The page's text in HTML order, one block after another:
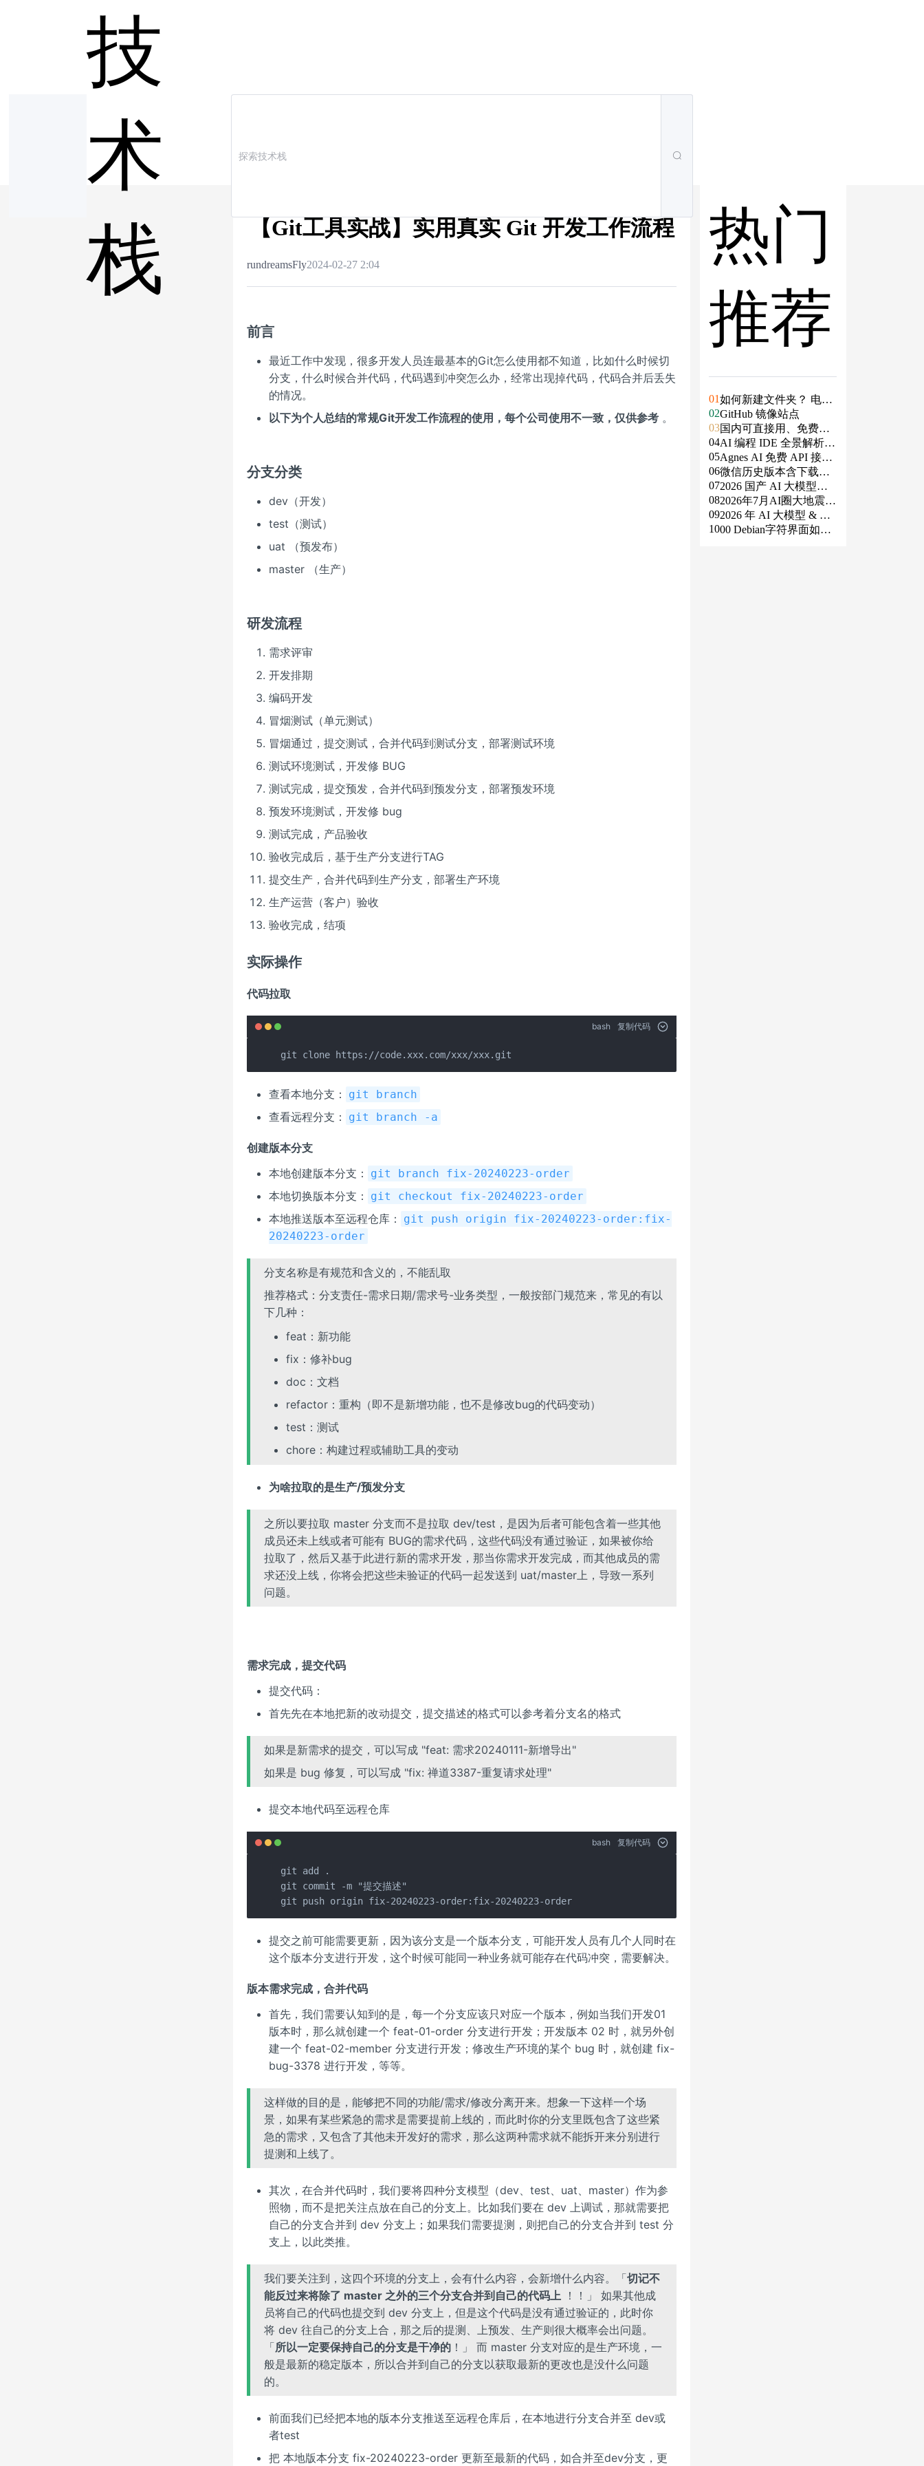
技
术
栈
【Git工具实战】实用真实 Git 开发工作流程
rundreamsFly2024-02-27 2:04
前言
最近工作中发现，很多开发人员连最基本的Git怎么使用都不知道，比如什么时候切
分支，什么时候合并代码，代码遇到冲突怎么办，经常出现掉代码，代码合并后丢失
的情况。
以下为个人总结的常规Git开发工作流程的使用，每个公司使用不一致，仅供参考 。
分支分类
dev（开发）
test（测试）
uat （预发布）
master （生产）
研发流程
需求评审
开发排期
编码开发
冒烟测试（单元测试）
冒烟通过，提交测试，合并代码到测试分支，部署测试环境
测试环境测试，开发修 BUG
测试完成，提交预发，合并代码到预发分支，部署预发环境
预发环境测试，开发修 bug
测试完成，产品验收
验收完成后，基于生产分支进行TAG
提交生产，合并代码到生产分支，部署生产环境
生产运营（客户）验收
验收完成，结项
实际操作
代码拉取
bash 复制代码
git clone https://code.xxx.com/xxx/xxx.git
查看本地分支： git branch
查看远程分支： git branch -a
创建版本分支
本地创建版本分支：
git branch fix-20240223-order
本地切换版本分支： git checkout fix-20240223-order
本地推送版本至远程仓库：
git push origin fix-20240223-order:fix-
20240223-order
分支名称是有规范和含义的，不能乱取
推荐格式：分支责任-需求日期/需求号-业务类型，一般按部门规范来，常见的有以
下几种：
feat：新功能
fix：修补bug
doc：文档
refactor：重构（即不是新增功能，也不是修改bug的代码变动）
test：测试
chore：构建过程或辅助工具的变动
为啥拉取的是生产/预发分支
之所以要拉取 master 分支而不是拉取 dev/test，是因为后者可能包含着一些其他
成员还未上线或者可能有 BUG的需求代码，这些代码没有通过验证，如果被你给
拉取了，然后又基于此进行新的需求开发，那当你需求开发完成，而其他成员的需
求还没上线，你将会把这些未验证的代码一起发送到 uat/master上，导致一系列
问题。
需求完成，提交代码
提交代码：
首先先在本地把新的改动提交，提交描述的格式可以参考着分支名的格式
如果是新需求的提交，可以写成 "feat: 需求20240111-新增导出"
如果是 bug 修复，可以写成 "fix: 禅道3387-重复请求处理"
提交本地代码至远程仓库
bash 复制代码
git add .
git commit -m "提交描述"
git push origin fix-20240223-order:fix-20240223-order
提交之前可能需要更新，因为该分支是一个版本分支，可能开发人员有几个人同时在
这个版本分支进行开发，这个时候可能同一种业务就可能存在代码冲突，需要解决。
版本需求完成，合并代码
首先，我们需要认知到的是，每一个分支应该只对应一个版本，例如当我们开发01
版本时，那么就创建一个 feat-01-order 分支进行开发；开发版本 02 时，就另外创
建一个 feat-02-member 分支进行开发；修改生产环境的某个 bug 时，就创建 fix-
bug-3378 进行开发，等等。
这样做的目的是，能够把不同的功能/需求/修改分离开来。想象一下这样一个场
景，如果有某些紧急的需求是需要提前上线的，而此时你的分支里既包含了这些紧
急的需求，又包含了其他未开发好的需求，那么这两种需求就不能拆开来分别进行
提测和上线了。
其次，在合并代码时，我们要将四种分支模型（dev、test、uat、master）作为参
照物，而不是把关注点放在自己的分支上。比如我们要在 dev 上调试，那就需要把
自己的分支合并到 dev 分支上；如果我们需要提测，则把自己的分支合并到 test 分
支上，以此类推。
我们要关注到，这四个环境的分支上，会有什么内容，会新增什么内容。「切记不
能反过来将除了 master 之外的三个分支合并到自己的代码上 ！！」 如果其他成
员将自己的代码也提交到 dev 分支上，但是这个代码是没有通过验证的，此时你
将 dev 往自己的分支上合，那之后的提测、上预发、生产则很大概率会出问题。
「所以一定要保持自己的分支是干净的！」 而 master 分支对应的是生产环境，一
般是最新的稳定版本，所以合并到自己的分支以获取最新的更改也是没什么问题
的。
前面我们已经把本地的版本分支推送至远程仓库后，在本地进行分支合并至 dev或
者test
把 本地版本分支 fix-20240223-order 更新至最新的代码，如合并至dev分支，更
热门
推荐
01如何新建文件夹？ 电脑
新建文件夹的4种方法
02GitHub 镜像站点
03国内可直接用、免费额
度/永久免费的大模型AP
I清单（含 SiliconFlow、
火山、阿里、智谱、百
度、Kimi、DeepSeek、
DMXAPI 等）
04AI 编程 IDE 全景解析 2
026：Agent 全面接管开
发链路
05Agnes AI 免费 API 接入
指南：文本、生图、生
视频，一套接口全免费
06微信历史版本含下载地
址（ Windows PC | 安卓
| MAC ）及设置微信不
更新
072026 国产 AI 大模型横
评：DeepSeek、通义千
问、Kimi、文心一言、
星火、豆包谁更能打？
082026年7月AI圈大地震：
GPT-5.6被政府限制、Cl
aude入驻Slack、Anthrop
092026 年 AI 大模型 & AI
编程工具实战全总结
1000 Debian字符界面如何